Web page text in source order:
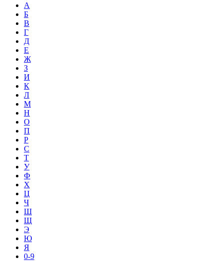
А
Б
В
Г
Д
Е
Ж
З
И
К
Л
М
Н
О
П
Р
С
Т
У
Ф
Х
Ц
Ч
Ш
Щ
Э
Ю
Я
0-9